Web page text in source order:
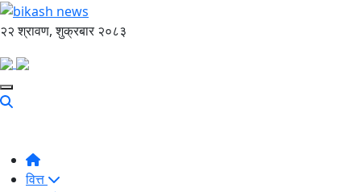
२२ श्रावण, शुक्रबार २०८३
वित्त